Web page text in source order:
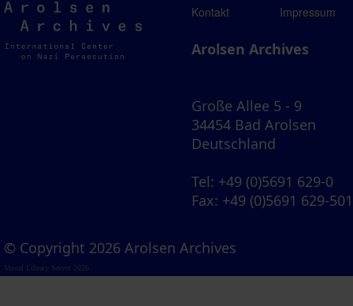
Arolsen
Archives
Kontakt Impressum
Arolsen Archives
Große Allee 5 - 9
34454 Bad Arolsen
Deutschland
Tel: +49 (0)5691 629-0
Fax: +49 (0)5691 629-501
© Copyright 2026 Arolsen Archives
Visual Library Server 2026